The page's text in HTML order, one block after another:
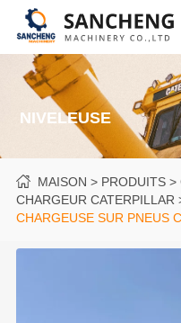
NIVELEUSE
MAISON PRODUITS
CHARGEUR CATERPILLAR
CHARGEUSE SUR PNEUS